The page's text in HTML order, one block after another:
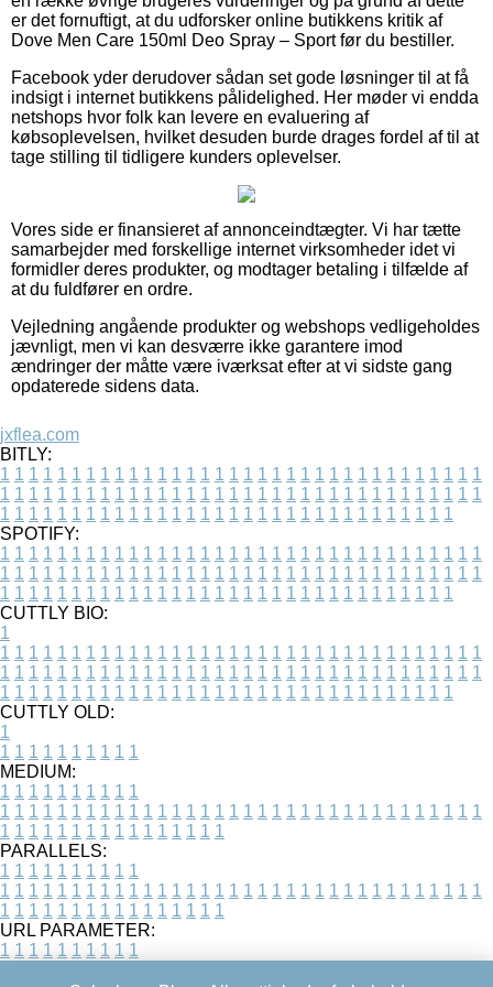
er det fornuftigt, at du udforsker online butikkens kritik af
Dove Men Care 150ml Deo Spray – Sport før du bestiller.
Facebook yder derudover sådan set gode løsninger til at få
indsigt i internet butikkens pålidelighed. Her møder vi endda
netshops hvor folk kan levere en evaluering af
købsoplevelsen, hvilket desuden burde drages fordel af til at
tage stilling til tidligere kunders oplevelser.
Vores side er finansieret af annonceindtægter. Vi har tætte
samarbejder med forskellige internet virksomheder idet vi
formidler deres produkter, og modtager betaling i tilfælde af
at du fuldfører en ordre.
Vejledning angående produkter og webshops vedligeholdes
jævnligt, men vi kan desværre ikke garantere imod
ændringer der måtte være iværksat efter at vi sidste gang
opdaterede sidens data.
jxflea.com
BITLY:
1 1 1 1 1 1 1 1 1 1 1 1 1 1 1 1 1 1 1 1 1 1 1 1 1 1 1 1 1 1 1 1 1 1
1 1 1 1 1 1 1 1 1 1 1 1 1 1 1 1 1 1 1 1 1 1 1 1 1 1 1 1 1 1 1 1 1 1
1 1 1 1 1 1 1 1 1 1 1 1 1 1 1 1 1 1 1 1 1 1 1 1 1 1 1 1 1 1 1 1
SPOTIFY:
1 1 1 1 1 1 1 1 1 1 1 1 1 1 1 1 1 1 1 1 1 1 1 1 1 1 1 1 1 1 1 1 1 1
1 1 1 1 1 1 1 1 1 1 1 1 1 1 1 1 1 1 1 1 1 1 1 1 1 1 1 1 1 1 1 1 1 1
1 1 1 1 1 1 1 1 1 1 1 1 1 1 1 1 1 1 1 1 1 1 1 1 1 1 1 1 1 1 1 1
CUTTLY BIO:
1
1 1 1 1 1 1 1 1 1 1 1 1 1 1 1 1 1 1 1 1 1 1 1 1 1 1 1 1 1 1 1 1 1 1
1 1 1 1 1 1 1 1 1 1 1 1 1 1 1 1 1 1 1 1 1 1 1 1 1 1 1 1 1 1 1 1 1 1
1 1 1 1 1 1 1 1 1 1 1 1 1 1 1 1 1 1 1 1 1 1 1 1 1 1 1 1 1 1 1 1
CUTTLY OLD:
1
1 1 1 1 1 1 1 1 1 1
MEDIUM:
1 1 1 1 1 1 1 1 1 1
1 1 1 1 1 1 1 1 1 1 1 1 1 1 1 1 1 1 1 1 1 1 1 1 1 1 1 1 1 1 1 1 1 1
1 1 1 1 1 1 1 1 1 1 1 1 1 1 1 1
PARALLELS:
1 1 1 1 1 1 1 1 1 1
1 1 1 1 1 1 1 1 1 1 1 1 1 1 1 1 1 1 1 1 1 1 1 1 1 1 1 1 1 1 1 1 1 1
1 1 1 1 1 1 1 1 1 1 1 1 1 1 1 1
URL PARAMETER:
1 1 1 1 1 1 1 1 1 1